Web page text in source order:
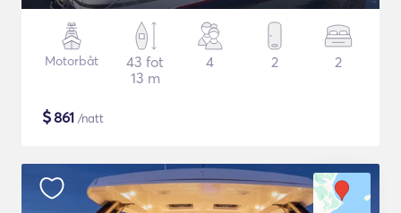
Motorbåt
43 fot
13 m
4 2 2
$861 /natt